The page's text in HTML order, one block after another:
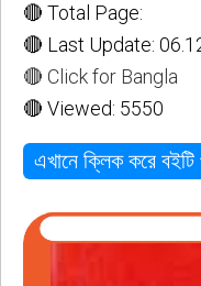
🔴 Total Page:
🔴 Last Update:
🔴 Click for Bangla
🔴 Viewed: 5550
এখানে ক্লিক করে